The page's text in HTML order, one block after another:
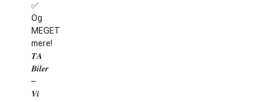
✅
Og
MEGET
mere!
𝑻𝑨
𝑩𝒊𝒍𝒆𝒓
–
𝑽𝒊